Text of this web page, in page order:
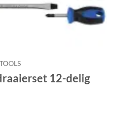
12-delig